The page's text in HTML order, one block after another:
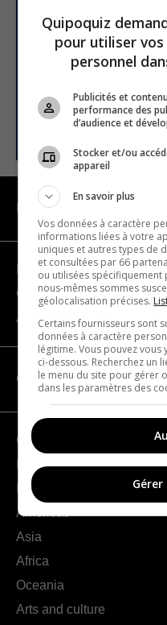
Email address
NAVIGATION
Become a partner
Contact us
About us
CATEGORIES
Geography
France
Europe
Americas
Asia
Africa
Oceania
Arts and culture
Quipoquiz
pour utiliser
personnel
Publicités et
performance des
d’audience et
Stocker et/ou
appareil
En savoir plus
Vos données à caractère
informations liées à votre
uniques et autres types de
et consultées par 66
ou utilisées spécifiquement
nous-mêmes sommes
géolocalisation précises.
Certains fournisseurs sont
données à caractère
légitime. Vous pouvez
ci-dessous. Recherchez un
le menu du site pour gérer
dans les paramètres des